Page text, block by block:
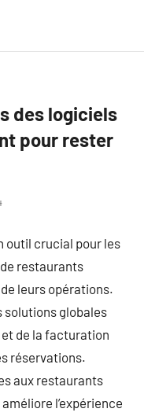
des logiciels
pour rester
outil crucial pour les
restaurants
leurs opérations.
solutions globales
de la facturation
réservations.
aux restaurants
l’expérience